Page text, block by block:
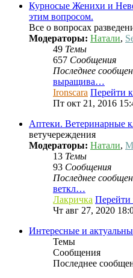
Курносые Женихи и
этим вопросом.
Все о вопросах
Модераторы: Натали,
49 Темы
657 Сообщения
Последнее
выращива…
Ironscara Перейти
Пт окт 21, 2016
Аптеки. Ветеринарные
ветучереждения
Модераторы: Натали,
13 Темы
93 Сообщения
Последнее
веткл…
Лакричка Перейти
Чт авг 27, 2020
Интересные и
Темы
Сообщения
Последнее